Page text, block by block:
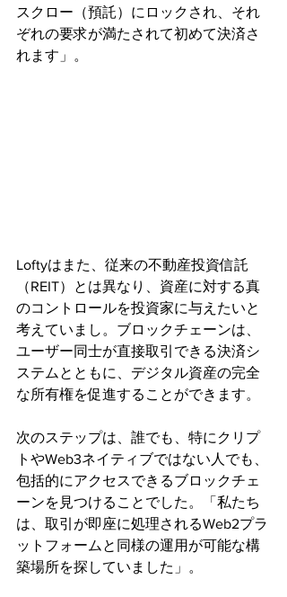
スクロー（預託）にロックされ、それ
ぞれの要求が満たされて初めて決済さ
れます」。
Loftyはまた、従来の不動産投資信託
（REIT）とは異なり、資産に対する真
のコントロールを投資家に与えたいと
考えていまし。ブロックチェーンは、
ユーザー同士が直接取引できる決済シ
ステムとともに、デジタル資産の完全
な所有権を促進することができます。
‍次のステップは、誰でも、特にクリプ
トやWeb3ネイティブではない人でも、
包括的にアクセスできるブロックチェ
ーンを見つけることでした。「私たち
は、取引が即座に処理されるWeb2プラ
ットフォームと同様の運用が可能な構
築場所を探していました」。